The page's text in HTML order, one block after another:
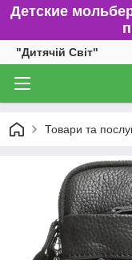
Детские
"Дитячій Світ"
Товари та